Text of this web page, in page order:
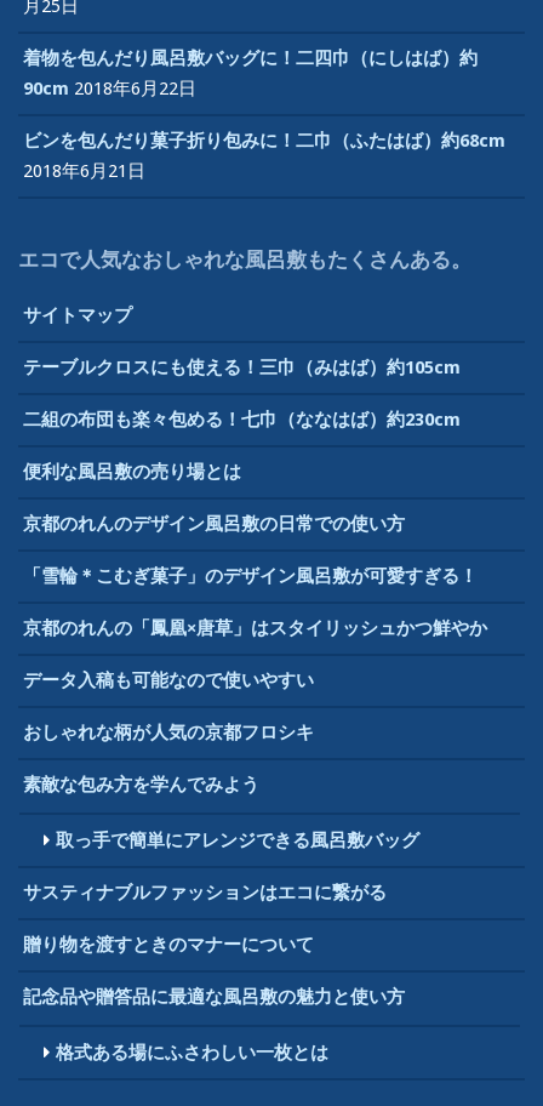
月25日
着物を包んだり風呂敷バッグに！二四巾（にしはば）約
90cm 2018年6月22日
ビンを包んだり菓子折り包みに！二巾（ふたはば）約68cm
2018年6月21日
エコで人気なおしゃれな風呂敷もたくさんある。
サイトマップ
テーブルクロスにも使える！三巾（みはば）約105cm
二組の布団も楽々包める！七巾（ななはば）約230cm
便利な風呂敷の売り場とは
京都のれんのデザイン風呂敷の日常での使い方
「雪輪＊こむぎ菓子」のデザイン風呂敷が可愛すぎる！
京都のれんの「鳳凰×唐草」はスタイリッシュかつ鮮やか
データ入稿も可能なので使いやすい
おしゃれな柄が人気の京都フロシキ
素敵な包み方を学んでみよう
取っ手で簡単にアレンジできる風呂敷バッグ
サスティナブルファッションはエコに繋がる
贈り物を渡すときのマナーについて
記念品や贈答品に最適な風呂敷の魅力と使い方
格式ある場にふさわしい一枚とは